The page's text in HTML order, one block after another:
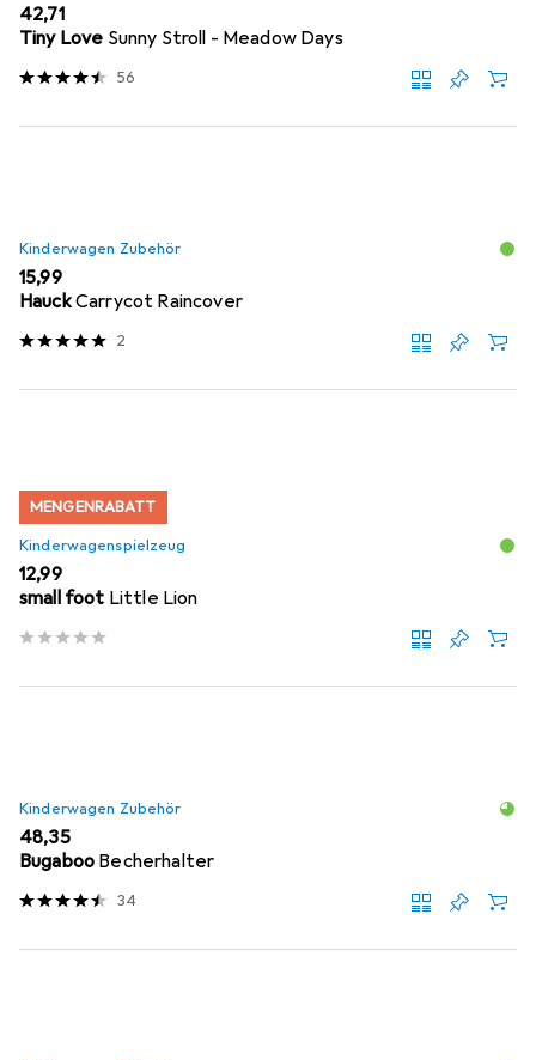
EUR
42,71
Tiny Love Sunny Stroll - Meadow Days
56
Kinderwagen Zubehör
EUR
15,99
HauckCarrycot Raincover
2
MENGENRABATT
Kinderwagenspielzeug
EUR
12,99
small foot Little Lion
Kinderwagen Zubehör
EUR
48,35
Bugaboo Becherhalter
34